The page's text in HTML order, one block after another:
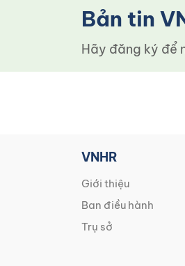
Bản tin
Hãy đăng ký để
VNHR
Giới thiệu
Ban điều hành
Trụ sở